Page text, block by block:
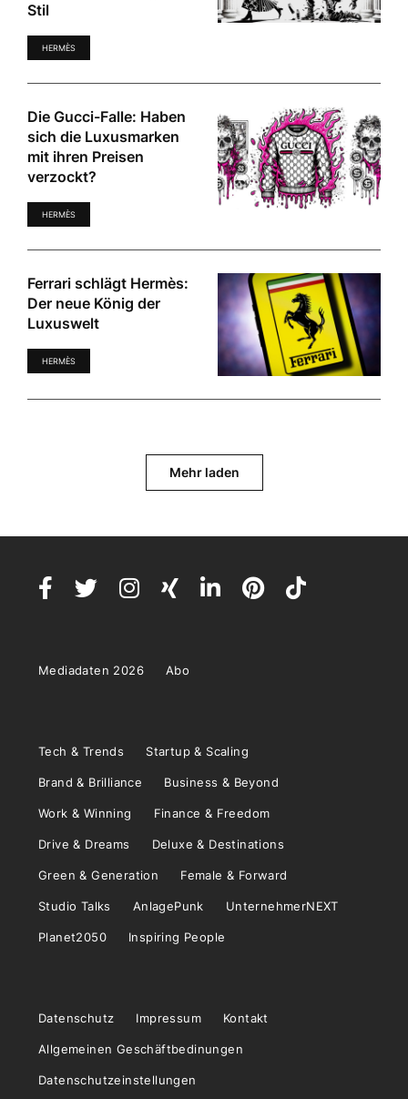
Stil
HERMÈS
Die Gucci-Falle: Haben
sich die Luxusmarken
mit ihren Preisen
verzockt?
HERMÈS
Ferrari schlägt Hermès:
Der neue König der
Luxuswelt
HERMÈS
Mehr laden
Mediadaten 2026 Abo
Tech & Trends Startup & Scaling
Brand & Brilliance Business & Beyond
Work & Winning Finance & Freedom
Drive & Dreams Deluxe & Destinations
Green & Generation Female & Forward
Studio Talks AnlagePunk UnternehmerNEXT
Planet2050 Inspiring People
Datenschutz Impressum Kontakt
Allgemeinen Geschäftbedinungen
Datenschutzeinstellungen